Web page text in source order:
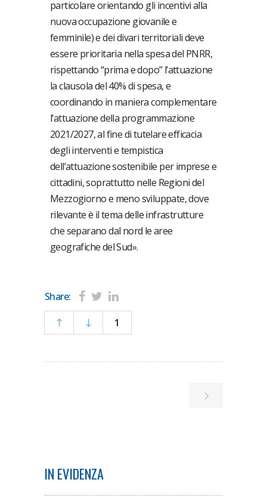
particolare orientando gli incentivi alla
nuova occupazione giovanile e
femminile) e dei divari territoriali deve
essere prioritaria nella spesa del PNRR,
rispettando “prima e dopo” l’attuazione
la clausola del 40% di spesa, e
coordinando in maniera complementare
l’attuazione della programmazione
2021/2027, al fine di tutelare efficacia
degli interventi e tempistica
dell’attuazione sostenibile per imprese e
cittadini, soprattutto nelle Regioni del
Mezzogiorno e meno sviluppate, dove
rilevante è il tema delle infrastrutture
che separano dal nord le aree
geografiche del Sud».
Share:
1
IN EVIDENZA